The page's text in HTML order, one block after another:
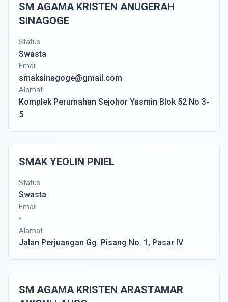
SM AGAMA KRISTEN ANUGERAH
SINAGOGE
Status
Swasta
Email
smaksinagoge@gmail.com
Alamat
Komplek Perumahan Sejohor Yasmin Blok 52 No 3-
5
SMAK YEOLIN PNIEL
Status
Swasta
Email
-
Alamat
Jalan Perjuangan Gg. Pisang No. 1, Pasar IV
SM AGAMA KRISTEN ARASTAMAR